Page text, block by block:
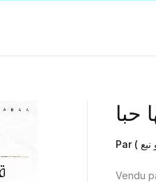
حبا
Vendu